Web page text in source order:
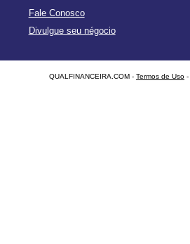
Fale Conosco
Divulgue seu négocio
QUALFINANCEIRA.COM - Termos de Uso -